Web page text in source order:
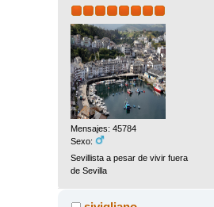
Mensajes: 45784
Sexo:
Sevillista a pesar de vivir fuera
de Sevilla